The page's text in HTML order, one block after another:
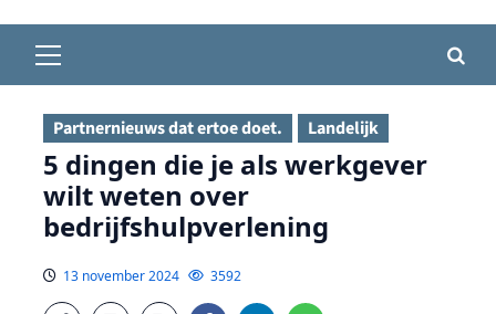
menu
Partnernieuws dat ertoe doet. Landelijk
5 dingen die je als werkgever
wilt weten over
bedrijfshulpverlening
13 november 2024 3592